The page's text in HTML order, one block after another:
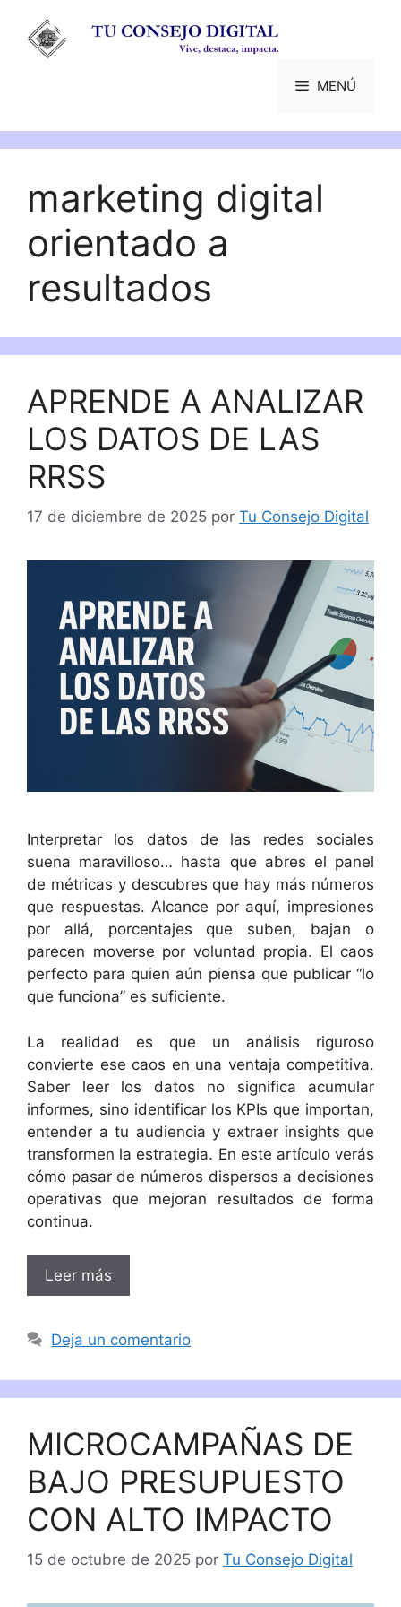
contenido
MENÚ
marketing digital
orientado a
resultados
APRENDE A ANALIZAR
LOS DATOS DE LAS
RRSS
17 de diciembre de 2025 por Tu Consejo Digital
Interpretar los datos de las redes sociales
suena maravilloso… hasta que abres el panel
de métricas y descubres que hay más números
que respuestas. Alcance por aquí, impresiones
por allá, porcentajes que suben, bajan o
parecen moverse por voluntad propia. El caos
perfecto para quien aún piensa que publicar “lo
que funciona” es suficiente.
La realidad es que un análisis riguroso
convierte ese caos en una ventaja competitiva.
Saber leer los datos no significa acumular
informes, sino identificar los KPIs que importan,
entender a tu audiencia y extraer insights que
transformen la estrategia. En este artículo verás
cómo pasar de números dispersos a decisiones
operativas que mejoran resultados de forma
continua.
Leer más
Deja un comentario
MICROCAMPAÑAS DE
BAJO PRESUPUESTO
CON ALTO IMPACTO
15 de octubre de 2025 por Tu Consejo Digital